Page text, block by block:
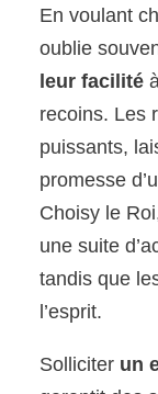
En voulant
oublie
leur facilité
recoins. Les
puissants,
promesse
Choisy le
une suite
tandis que
l’esprit.
Solliciter un